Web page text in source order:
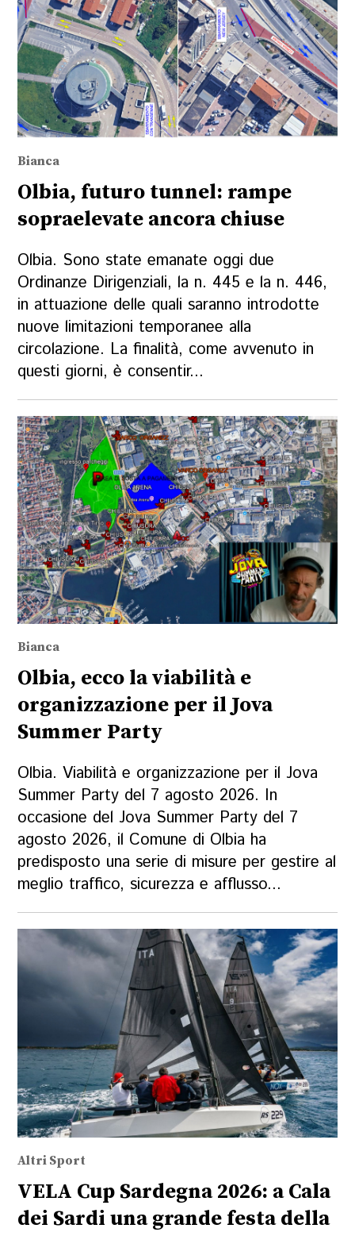
Bianca
Olbia, futuro tunnel: rampe
sopraelevate ancora chiuse
Olbia. Sono state emanate oggi due
Ordinanze Dirigenziali, la n. 445 e la n. 446,
in attuazione delle quali saranno introdotte
nuove limitazioni temporanee alla
circolazione. La finalità, come avvenuto in
questi giorni, è consentir...
Bianca
Olbia, ecco la viabilità e
organizzazione per il Jova
Summer Party
Olbia. Viabilità e organizzazione per il Jova
Summer Party del 7 agosto 2026. In
occasione del Jova Summer Party del 7
agosto 2026, il Comune di Olbia ha
predisposto una serie di misure per gestire al
meglio traffico, sicurezza e afflusso...
Altri Sport
VELA Cup Sardegna 2026: a Cala
dei Sardi una grande festa della